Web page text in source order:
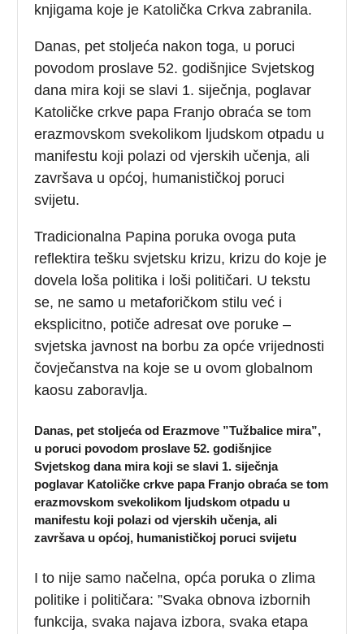
knjigama koje je Katolička Crkva zabranila.
Danas, pet stoljeća nakon toga, u poruci
povodom proslave 52. godišnjice Svjetskog
dana mira koji se slavi 1. siječnja, poglavar
Katoličke crkve papa Franjo obraća se tom
erazmovskom svekolikom ljudskom otpadu u
manifestu koji polazi od vjerskih učenja, ali
završava u općoj, humanističkoj poruci
svijetu.
Tradicionalna Papina poruka ovoga puta
reflektira tešku svjetsku krizu, krizu do koje je
dovela loša politika i loši političari. U tekstu
se, ne samo u metaforičkom stilu već i
eksplicitno, potiče adresat ove poruke –
svjetska javnost na borbu za opće vrijednosti
čovječanstva na koje se u ovom globalnom
kaosu zaboravlja.
Danas, pet stoljeća od Erazmove ”Tužbalice mira”,
u poruci povodom proslave 52. godišnjice
Svjetskog dana mira koji se slavi 1. siječnja
poglavar Katoličke crkve papa Franjo obraća se tom
erazmovskom svekolikom ljudskom otpadu u
manifestu koji polazi od vjerskih učenja, ali
završava u općoj, humanističkoj poruci svijetu
I to nije samo načelna, opća poruka o zlima
politike i političara: ”Svaka obnova izbornih
funkcija, svaka najava izbora, svaka etapa